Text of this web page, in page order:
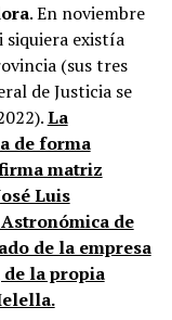
. En noviembre
existía
(sus tres
de Justicia se
La
de forma
matriz
Luis
de
de la empresa
de la propia